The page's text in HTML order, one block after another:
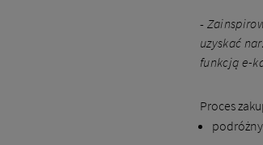
-
uzyskać
funkcją e-
Proces